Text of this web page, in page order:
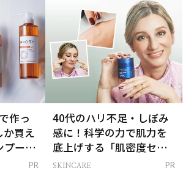
作っ
か買え
プー＆
？
PR
40代のハリ不足・しぼみ
感に！科学の力で肌力を
底上げする「肌密度セラ
ム」
SKINCARE PR